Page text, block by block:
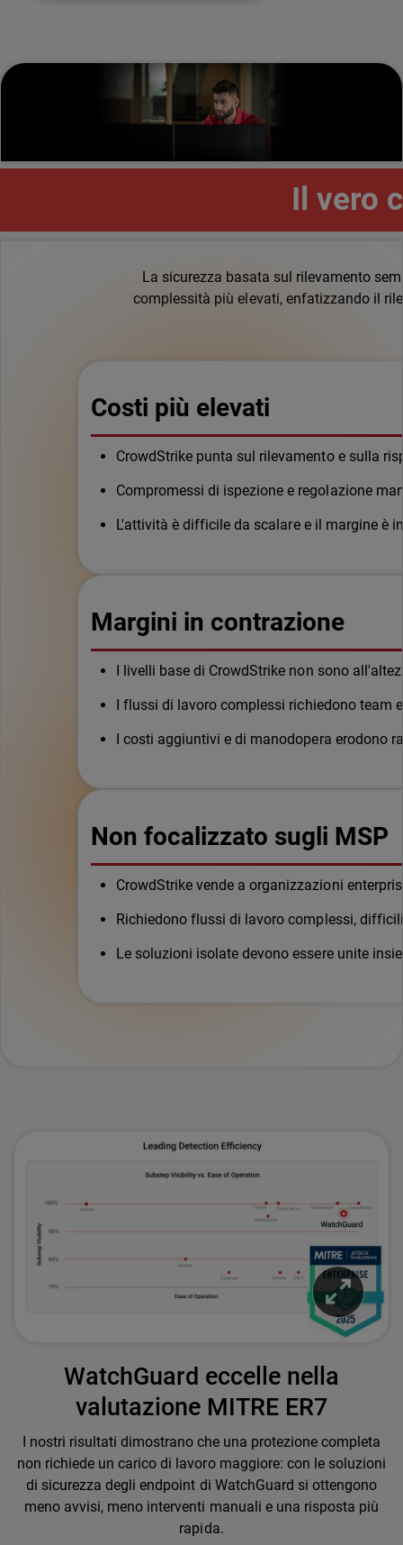
Il vero
La sicurezza basata sul rilevamento
complessità più elevati, enfatizzando il
Costi più elevati
CrowdStrike punta sul rilevamento e sulla
Compromessi di ispezione e regolazione
L'attività è difficile da scalare e il margine è
Margini in contrazione
I livelli base di CrowdStrike non sono
I flussi di lavoro complessi richiedono team
I costi aggiuntivi e di manodopera erodono
Non focalizzato sugli MSP
CrowdStrike vende a organizzazioni
Richiedono flussi di lavoro complessi,
Le soluzioni isolate devono essere unite
WatchGuard eccelle nella
valutazione MITRE ER7
I nostri risultati dimostrano che una protezione completa
non richiede un carico di lavoro maggiore: con le soluzioni
di sicurezza degli endpoint di WatchGuard si ottengono
meno avvisi, meno interventi manuali e una risposta più
rapida.